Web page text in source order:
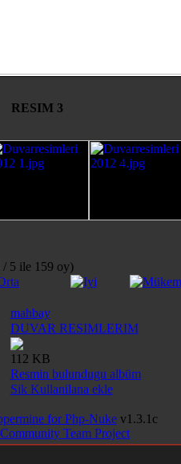
RESIM 3
/ 5 ile 159 oy)
mahbay
DUVAR RESIMLERIM
112 KB
Resmin bulundugu albüm
Sik Kullanilana ekle
for Php-Nukev1.3.1c
Team Project